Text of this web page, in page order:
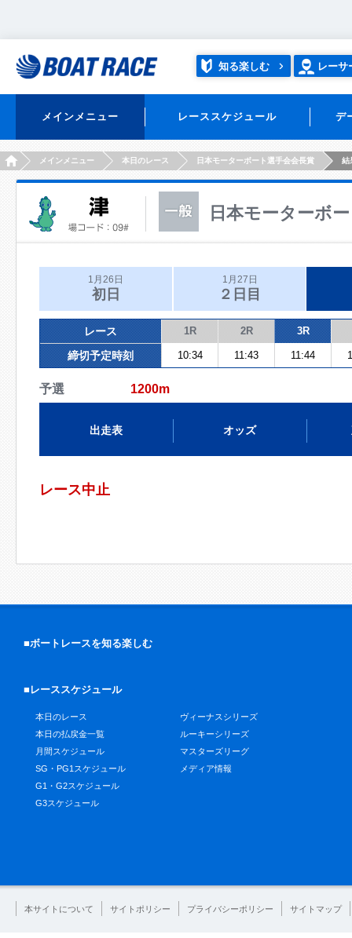
知る楽しむ レーサ
メインメニュー レーススケジュール デ
HOMEメインメニュー 本日のレース 日本モーターボート選手会会長賞 結
日本モーターボ
1月26日
初日
1月27日
２日目
レース 1R 2R 3R
締切予定時刻 10:34 11:43 11:44
予選 1200m
出走表 オッズ
レース中止
■ボートレースを知る楽しむ
■レーススケジュール
本日のレース
本日の払戻金一覧
月間スケジュール
SG・PG1スケジュール
G1・G2スケジュール
G3スケジュール
ヴィーナスシリーズ
ルーキーシリーズ
マスターズリーグ
メディア情報
本サイトについて サイトポリシー プライバシーポリシー サイトマップ